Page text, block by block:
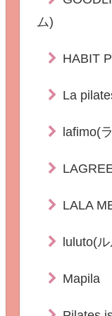
ム)
HABIT
La
lafimo(
LALA
luluto(
Mapila